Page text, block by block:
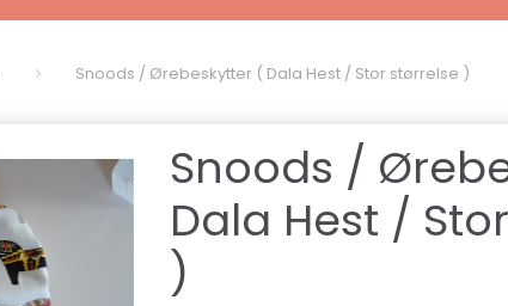
Snoods / Ørebeskytter ( Dala Hest / Stor størrelse )
Snoods /
Dala Hest /
)